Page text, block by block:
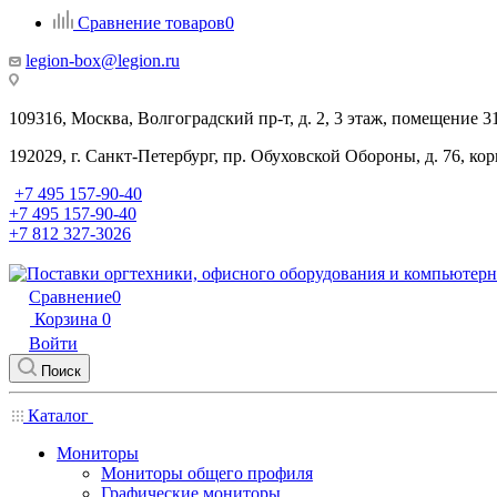
Сравнение товаров0
legion-box@legion.ru
109316, Москва, Волгоградский пр-т, д. 2, 3 этаж, помещение
192029, г. Санкт-Петербург, пр. Обуховской Обороны, д. 76,
+7 495 157-90-40
+7 495 157-90-40
+7 812 327-3026
Сравнение0
Корзина 0
Войти
Поиск
Каталог
Мониторы
Мониторы общего профиля
Графические мониторы